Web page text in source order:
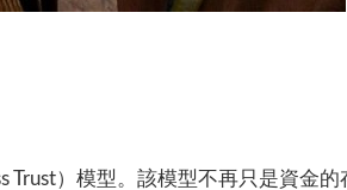
）模型。該模型不再只是資金的